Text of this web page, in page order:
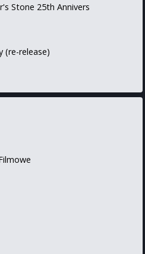
Stone 25th Annivers
(re-release)